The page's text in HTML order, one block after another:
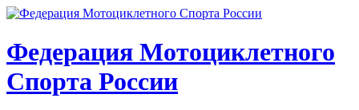
Федерация Мотоциклетного
Спорта России